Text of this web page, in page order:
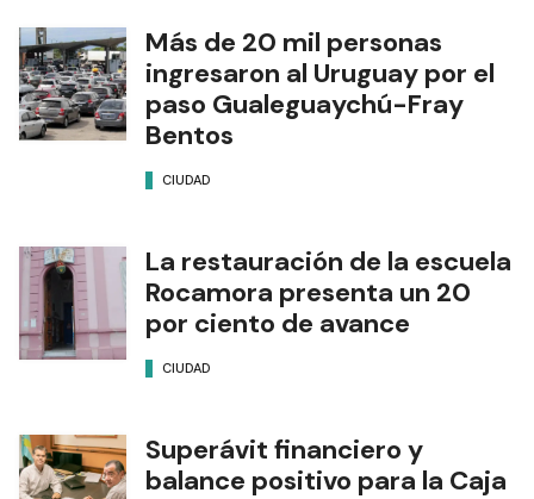
Más de 20 mil personas
ingresaron al Uruguay por el
paso Gualeguaychú-Fray
Bentos
CIUDAD
La restauración de la escuela
Rocamora presenta un 20
por ciento de avance
CIUDAD
Superávit financiero y
balance positivo para la Caja